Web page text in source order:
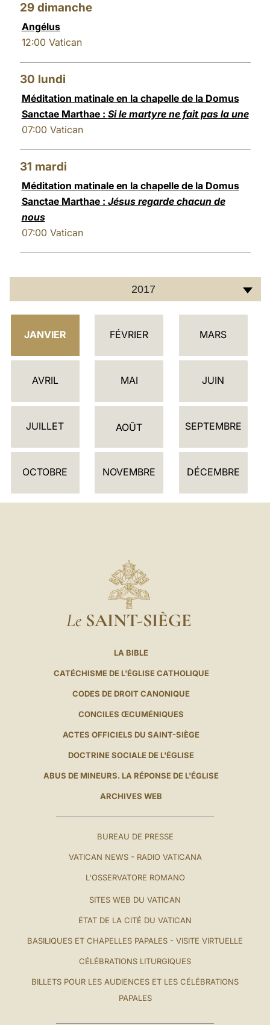
29 dimanche
Angélus
12:00 Vatican
30 lundi
Méditation matinale en la chapelle de la Domus
Sanctae Marthae : Si le martyre ne fait pas la une
07:00 Vatican
31 mardi
Méditation matinale en la chapelle de la Domus
Sanctae Marthae : Jésus regarde chacun de
nous
07:00 Vatican
2017
C
L
D
I
JANVIER FÉVRIER MARS
AVRIL MAI JUIN
JUILLET AOÛT SEPTEMBRE
OCTOBRE NOVEMBRE DÉCEMBRE
Le SAINT-SIÈGE
LA BIBLE
CATÉCHISME DE L'ÉGLISE CATHOLIQUE
CODES DE DROIT CANONIQUE
CONCILES ŒCUMÉNIQUES
ACTES OFFICIELS DU SAINT-SIÈGE
DOCTRINE SOCIALE DE L'ÉGLISE
ABUS DE MINEURS. LA RÉPONSE DE L'ÉGLISE
ARCHIVES WEB
BUREAU DE PRESSE
VATICAN NEWS - RADIO VATICANA
L'OSSERVATORE ROMANO
SITES WEB DU VATICAN
ÉTAT DE LA CITÉ DU VATICAN
BASILIQUES ET CHAPELLES PAPALES - VISITE VIRTUELLE
CÉLÉBRATIONS LITURGIQUES
BILLETS POUR LES AUDIENCES ET LES CÉLÉBRATIONS
PAPALES